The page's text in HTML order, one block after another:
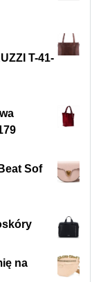
T-41-
Sof
na